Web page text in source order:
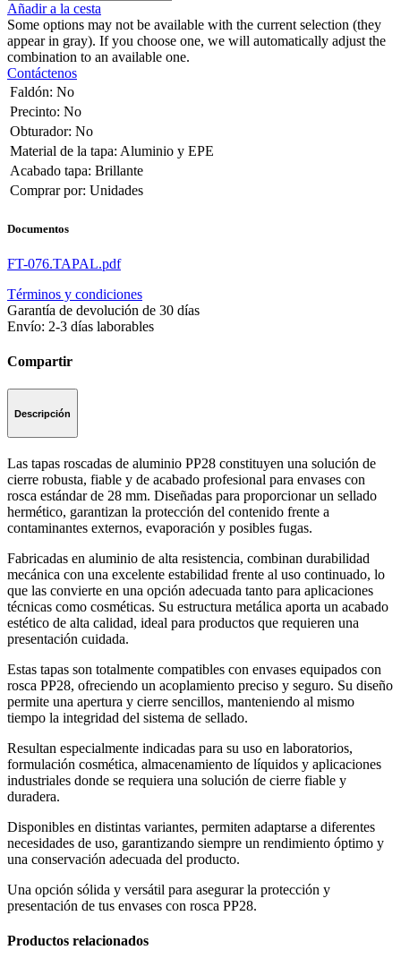
Añadir a la cesta
Some options may not be available with the current selection (they
appear in gray). If you choose one, we will automatically adjust the
combination to an available one.
Contáctenos
Faldón: No
Precinto: No
Obturador: No
Material de la tapa: Aluminio y EPE
Acabado tapa: Brillante
Comprar por: Unidades
Documentos
FT-076.TAPAL.pdf
Términos y condiciones
Garantía de devolución de 30 días
Envío: 2-3 días laborables
Compartir
Descripción
Las tapas roscadas de aluminio PP28 constituyen una solución de
cierre robusta, fiable y de acabado profesional para envases con
rosca estándar de 28 mm. Diseñadas para proporcionar un sellado
hermético, garantizan la protección del contenido frente a
contaminantes externos, evaporación y posibles fugas.
Fabricadas en aluminio de alta resistencia, combinan durabilidad
mecánica con una excelente estabilidad frente al uso continuado, lo
que las convierte en una opción adecuada tanto para aplicaciones
técnicas como cosméticas. Su estructura metálica aporta un acabado
estético de alta calidad, ideal para productos que requieren una
presentación cuidada.
Estas tapas son totalmente compatibles con envases equipados con
rosca PP28, ofreciendo un acoplamiento preciso y seguro. Su diseño
permite una apertura y cierre sencillos, manteniendo al mismo
tiempo la integridad del sistema de sellado.
Resultan especialmente indicadas para su uso en laboratorios,
formulación cosmética, almacenamiento de líquidos y aplicaciones
industriales donde se requiera una solución de cierre fiable y
duradera.
Disponibles en distintas variantes, permiten adaptarse a diferentes
necesidades de uso, garantizando siempre un rendimiento óptimo y
una conservación adecuada del producto.
Una opción sólida y versátil para asegurar la protección y
presentación de tus envases con rosca PP28.
Productos relacionados